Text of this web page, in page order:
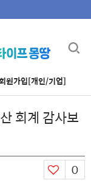
원가입[개인/기업]
회계 감사보
0